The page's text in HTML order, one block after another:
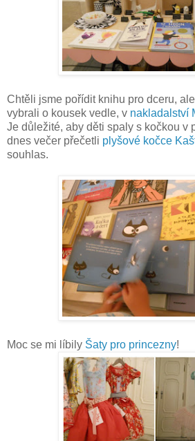
Chtěli jsme pořídit knihu pro dceru,
vybrali o kousek vedle, v nakladalství
Je důležité, aby děti spaly s kočkou v
dnes večer přečetli plyšové kočce
souhlas.
Moc se mi líbily Šaty pro princezny!